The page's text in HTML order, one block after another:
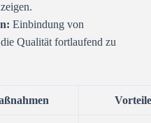
Einbindung von
Qualität fortlaufend zu